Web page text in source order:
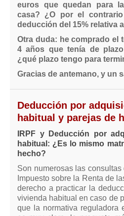
euros que quedan para
casa? ¿O por el
deducción del 15% relativa
Otra duda: he comprado el
4 años que tenía de
¿qué plazo tengo para
Gracias de antemano, y un
Deducción por
habitual y parejas de
IRPF y Deducción por
habitual: ¿Es lo mismo
hecho?
Son numerosas las consultas
Impuesto sobre la Renta de
derecho a practicar la
vivienda habitual en caso de
que la normativa reguladora